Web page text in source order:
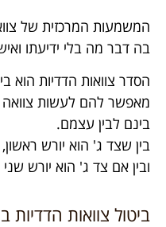
המשמעות המרכזית של
בה דבר מה בלי ידיעתו
הסדר צוואות הדדיות הוא
מאפשר להם לעשות צוואה
בינם לבין עצמם.
בין שצד ג' הוא יורש
ובין אם צד ג' הוא יורש
ביטול צוואות הדדיות